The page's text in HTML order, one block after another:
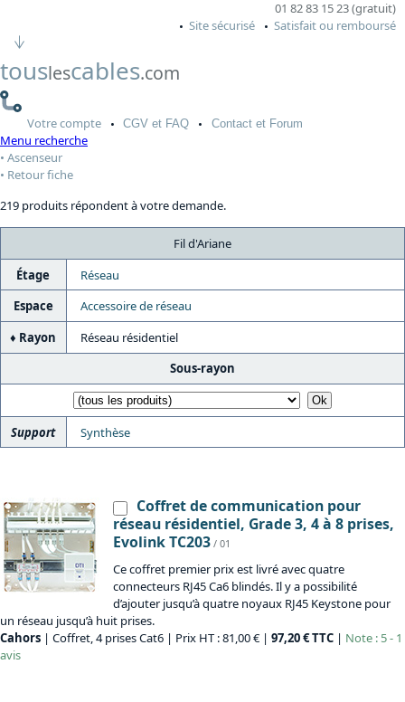
01 82 83 15 23 (gratuit)
Site sécurisé
Satisfait ou remboursé
touslescables.com
Votrecompte CGV et FAQ Contactet Forum
Menu recherche
Ascenseur
Retour fiche
219 produits répondent à votre demande.
Fil d'Ariane
Étage
Réseau
Espace
Accessoire de réseau
Rayon
Réseau résidentiel
Sous-rayon
Support Synthèse
Coffret de communication pour
réseau résidentiel, Grade 3, 4 à 8 prises,
Evolink TC203 / 01
Ce coffret premier prix est livré avec quatre
connecteurs RJ45 Ca6 blindés. Il y a possibilité
d’ajouter jusqu’à quatre noyaux RJ45 Keystone pour
un réseau jusqu’à huit prises.
Cahors | Coffret, 4 prises Cat6 | Prix HT : 81,00 € | 97,20 € TTC | Note : 5 - 1
avis